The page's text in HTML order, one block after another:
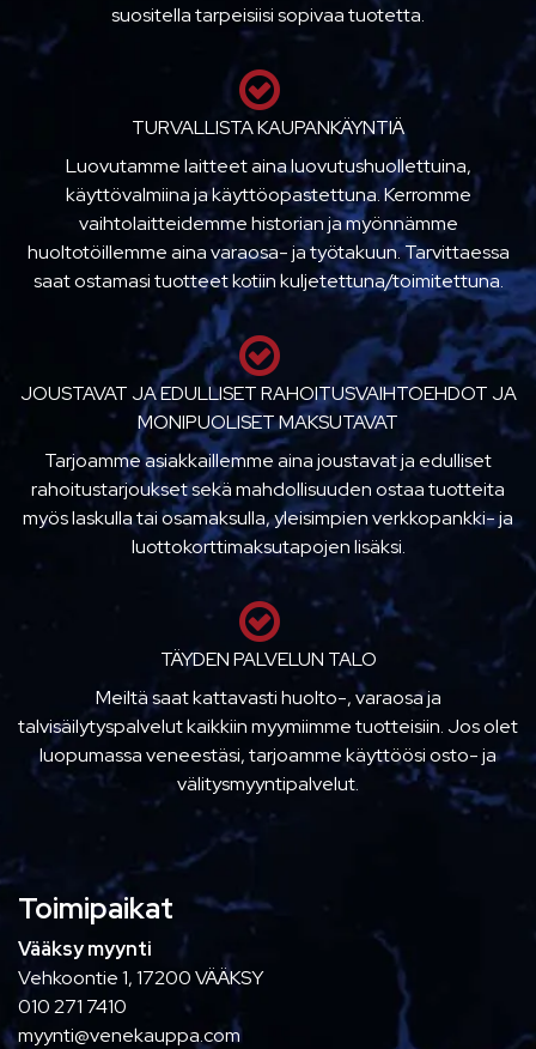
suositella tarpeisiisi sopivaa tuotetta.
TURVALLISTA KAUPANKÄYNTIÄ
Luovutamme laitteet aina luovutushuollettuina,
käyttövalmiina ja käyttöopastettuna. Kerromme
vaihtolaitteidemme historian ja myönnämme
huoltotöillemme aina varaosa- ja työtakuun. Tarvittaessa
saat ostamasi tuotteet kotiin kuljetettuna/toimitettuna.
JOUSTAVAT JA EDULLISET RAHOITUSVAIHTOEHDOT JA
MONIPUOLISET MAKSUTAVAT
Tarjoamme asiakkaillemme aina joustavat ja edulliset
rahoitustarjoukset sekä mahdollisuuden ostaa tuotteita
myös laskulla tai osamaksulla, yleisimpien verkkopankki- ja
luottokorttimaksutapojen lisäksi.
TÄYDEN PALVELUN TALO
Meiltä saat kattavasti huolto-, varaosa ja
talvisäilytyspalvelut kaikkiin myymiimme tuotteisiin. Jos olet
luopumassa veneestäsi, tarjoamme käyttöösi osto- ja
välitysmyyntipalvelut.
Toimipaikat
Vääksy myynti
Vehkoontie 1, 17200 VÄÄKSY
010 271 7410
myynti@venekauppa.com